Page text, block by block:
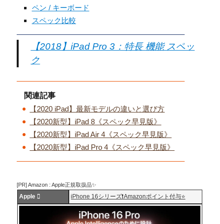
ペン / キーボード
スペック比較
【2018】iPad Pro 3：特長 機能 スペッ
ク
関連記事
【2020 iPad】最新モデルの違いと選び方
【2020新型】iPad 8《スペック早見版》
【2020新型】iPad Air 4《スペック早見版》
【2020新型】iPad Pro 4《スペック早見版》
[PR] Amazon : Apple正規取扱品✨
Apple  iPhone 16シリーズ❗️Amazonポイント付与⭐️